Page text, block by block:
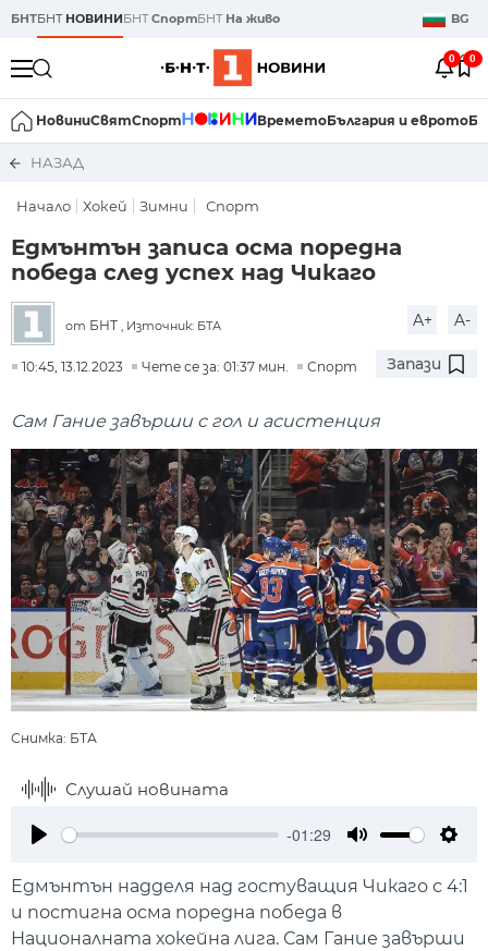
БНТБНТ НОВИНИБНТСпортБНТ На живо BG
0 0
НовиниСвятСпорт ВреметоБългария и еврото
НАЗАД
Начало Хокей Зимни Спорт
Едмънтън записа осма поредна
победа след успех над Чикаго
от БНТ , Източник: БТА A+ A-
10:45, 13.12.2023 Чете се за: 01:37 мин. Спорт Запази
Сам Гание завърши с гол и асистенция
Снимка: БТА
Слушай новината
-01:29
Едмънтън надделя над гостуващия Чикаго с 4:1
и постигна осма поредна победа в
Националната хокейна лига. Сам Гание завърши